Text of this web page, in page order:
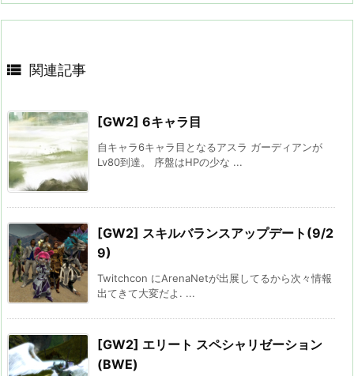
 関連記事
[GW2] 6キャラ目
自キャラ6キャラ目となるアスラ ガーディアンが
Lv80到達。 序盤はHPの少な ...
[GW2] スキルバランスアップデート(9/2
9)
Twitchcon にArenaNetが出展してるから次々情報
出てきて大変だよ. ...
[GW2] エリート スペシャリゼーション
(BWE)